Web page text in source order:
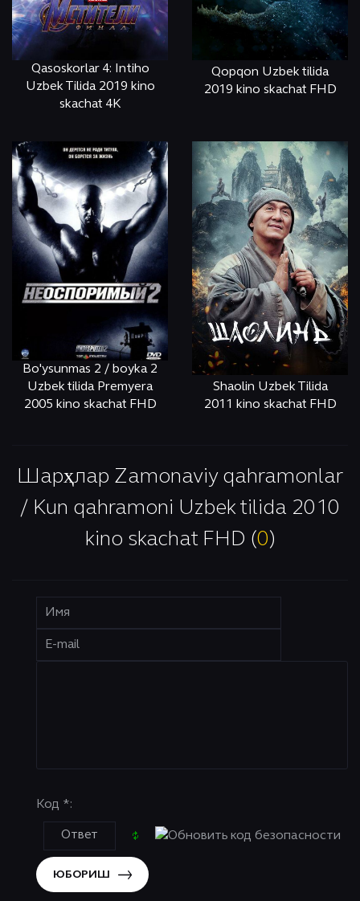
Qasoskorlar 4: Intiho
Uzbek Tilida 2019 kino
skachat 4K
Qopqon Uzbek tilida
2019 kino skachat FHD
Bo'ysunmas 2 / boyka 2
Uzbek tilida Premyera
2005 kino skachat FHD
Shaolin Uzbek Tilida
2011 kino skachat FHD
Шарҳлар Zamonaviy qahramonlar
/ Kun qahramoni Uzbek tilida 2010
kino skachat FHD (0 )
Код *:
ЮБОРИШ